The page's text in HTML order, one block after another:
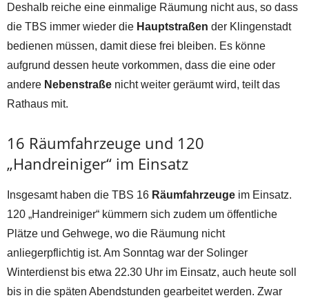
Deshalb reiche eine einmalige Räumung nicht aus, so dass
die TBS immer wieder die Hauptstraßen der Klingenstadt
bedienen müssen, damit diese frei bleiben. Es könne
aufgrund dessen heute vorkommen, dass die eine oder
andere Nebenstraße nicht weiter geräumt wird, teilt das
Rathaus mit.
16 Räumfahrzeuge und 120
„Handreiniger“ im Einsatz
Insgesamt haben die TBS 16 Räumfahrzeuge im Einsatz.
120 „Handreiniger“ kümmern sich zudem um öffentliche
Plätze und Gehwege, wo die Räumung nicht
anliegerpflichtig ist. Am Sonntag war der Solinger
Winterdienst bis etwa 22.30 Uhr im Einsatz, auch heute soll
bis in die späten Abendstunden gearbeitet werden. Zwar